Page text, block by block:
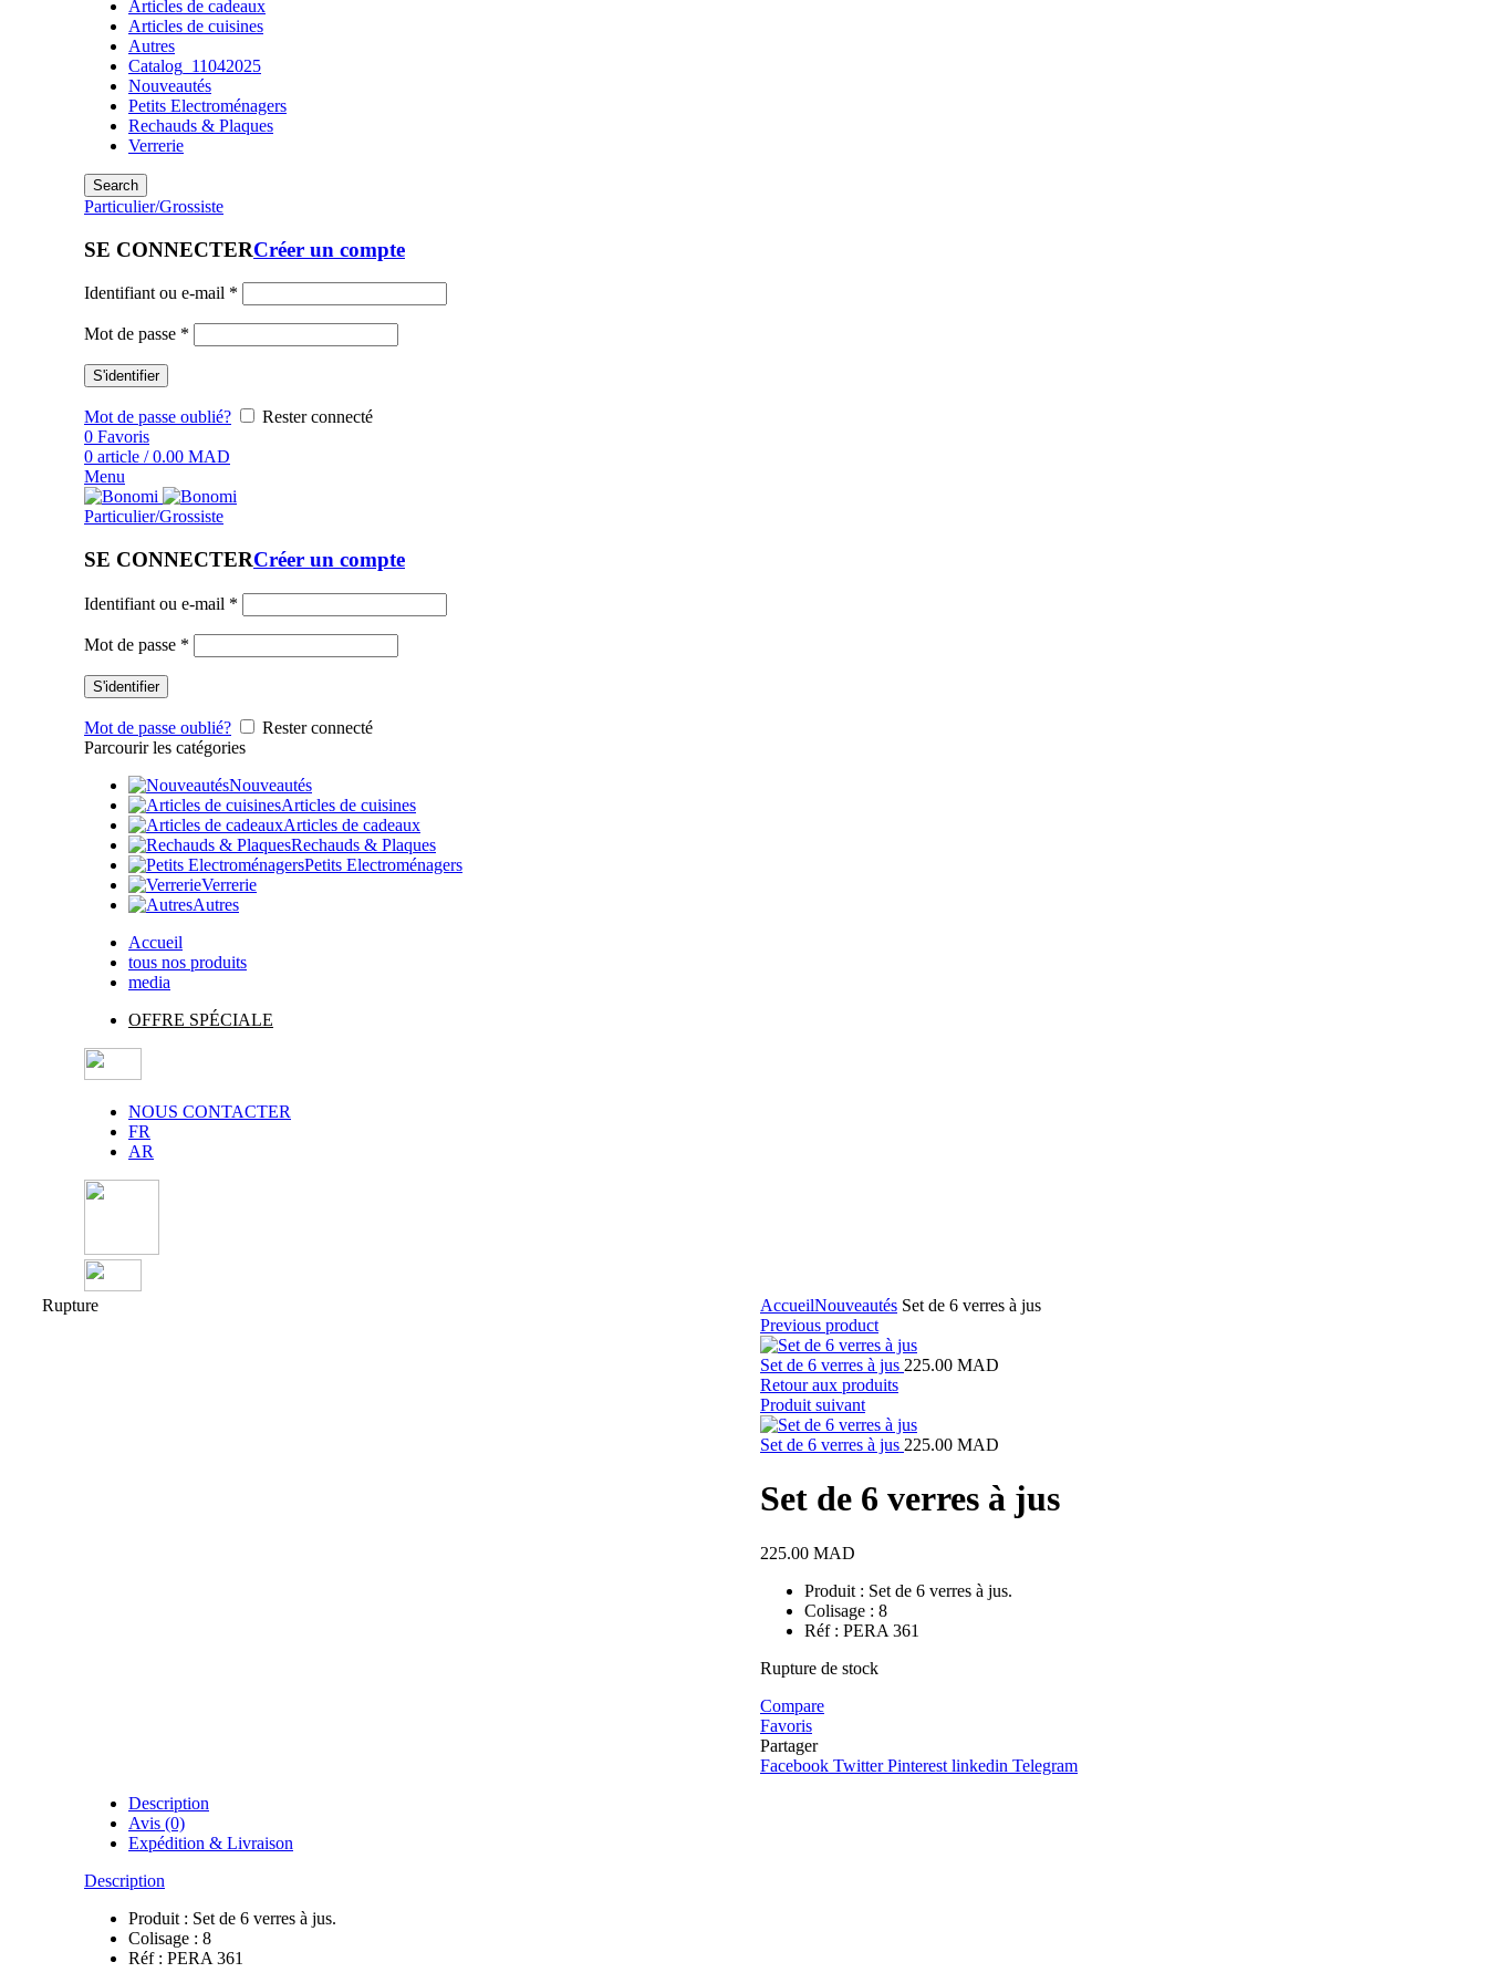
Articles de cadeaux
Articles de cuisines
Autres
Catalog_11042025
Nouveautés
Petits Electroménagers
Rechauds & Plaques
Verrerie
Search
Particulier/Grossiste
SE CONNECTERCréer un compte
Identifiant ou e-mail *
Mot de passe *
S'identifier
Mot de passe oublié?
Rester connecté
0 Favoris
0 article / 0.00 MAD
Menu
Particulier/Grossiste
SE CONNECTERCréer un compte
Identifiant ou e-mail *
Mot de passe *
S'identifier
Mot de passe oublié?
Rester connecté
Parcourir les catégories
Nouveautés
Articles de cuisines
Articles de cadeaux
Rechauds & Plaques
Petits Electroménagers
Verrerie
Autres
Accueil
tous nos produits
media
OFFRE SPÉCIALE
NOUS CONTACTER
FR
AR
Rupture AccueilNouveautés Set de 6 verres à jus
Previous product
Set de 6 verres à jus 225.00 MAD
Retour aux produits
Produit suivant
Set de 6 verres à jus 225.00 MAD
Set de 6 verres à jus
225.00 MAD
Produit : Set de 6 verres à jus.
Colisage : 8
Réf : PERA 361
Rupture de stock
Compare
Favoris
Partager
Facebook Twitter Pinterest linkedin Telegram
Description
Avis (0)
Expédition & Livraison
Description
Produit : Set de 6 verres à jus.
Colisage : 8
Réf : PERA 361